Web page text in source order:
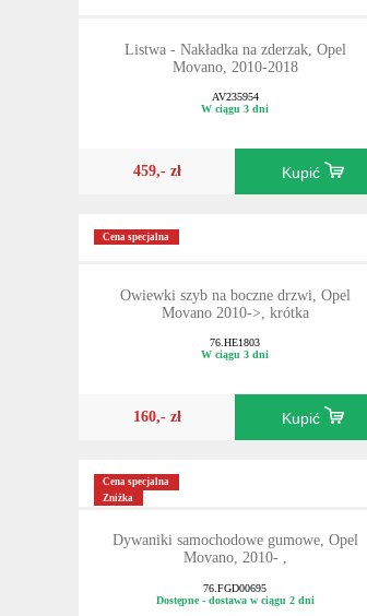
Listwa - Nakładka na zderzak, Opel
Movano, 2010-2018
AV235954
W ciągu 3 dni
459,- zł Kupić
Cena specjalna
Owiewki szyb na boczne drzwi, Opel
Movano 2010->, krótka
76.HE1803
W ciągu 3 dni
160,- zł Kupić
Cena specjalna
Zniżka
Dywaniki samochodowe gumowe, Opel
Movano, 2010- ,
76.FGD00695
Dostępne - dostawa w ciągu 2 dni